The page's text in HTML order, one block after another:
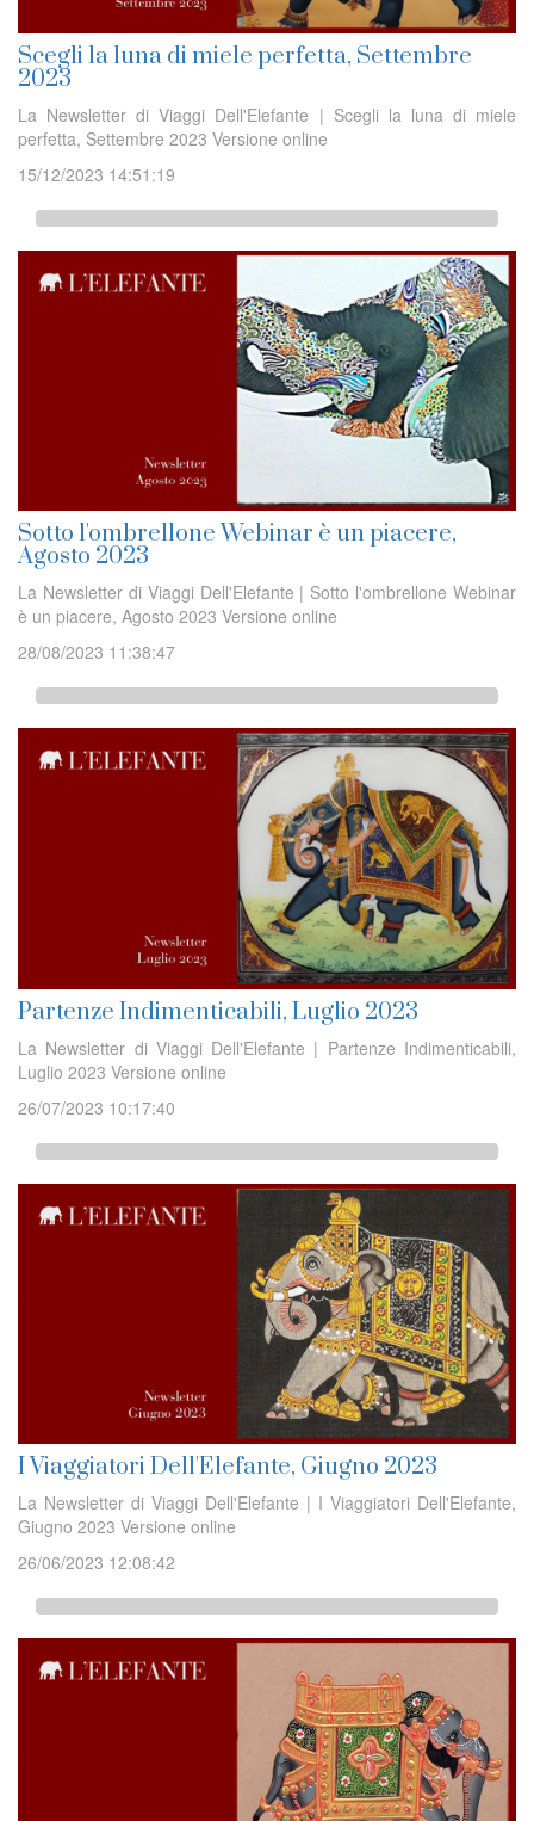
Scegli la luna di miele perfetta, Settembre
2023
La Newsletter di Viaggi Dell'Elefante | Scegli la luna di miele
perfetta, Settembre 2023 Versione online
15/12/2023 14:51:19
Sotto l'ombrellone Webinar è un piacere,
Agosto 2023
La Newsletter di Viaggi Dell'Elefante | Sotto l'ombrellone Webinar
è un piacere, Agosto 2023 Versione online
28/08/2023 11:38:47
Partenze Indimenticabili, Luglio 2023
La Newsletter di Viaggi Dell'Elefante | Partenze Indimenticabili,
Luglio 2023 Versione online
26/07/2023 10:17:40
I Viaggiatori Dell'Elefante, Giugno 2023
La Newsletter di Viaggi Dell'Elefante | I Viaggiatori Dell'Elefante,
Giugno 2023 Versione online
26/06/2023 12:08:42